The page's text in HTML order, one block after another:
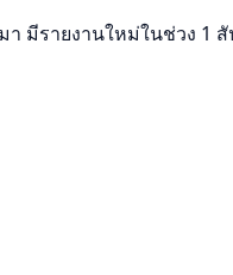
มีรายงานใหม่ในช่วง 1